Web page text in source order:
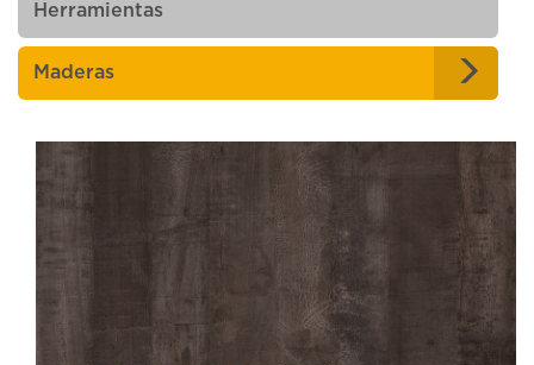
Herramientas
Maderas